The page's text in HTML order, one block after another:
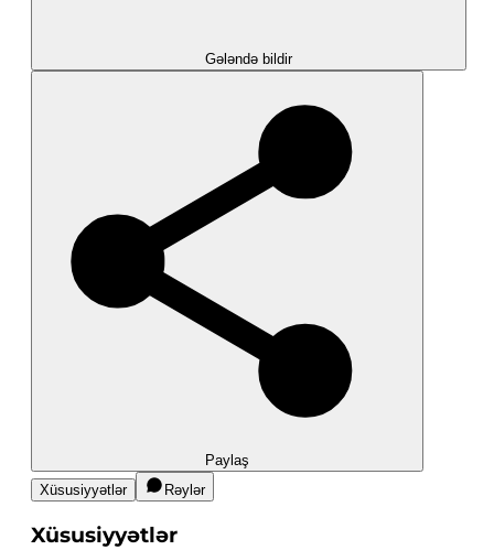
Gələndə bildir
Paylaş
Xüsusiyyətlər
Rəylər
Xüsusiyyətlər